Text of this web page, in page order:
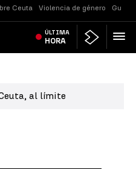
Ceuta Violencia de género
ÚLTIMA
HORA
al límite